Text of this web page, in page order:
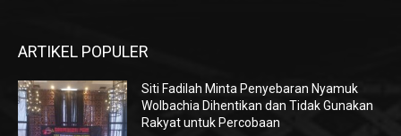
ARTIKEL POPULER
Siti Fadilah Minta Penyebaran Nyamuk
Wolbachia Dihentikan dan Tidak Gunakan
Rakyat untuk Percobaan